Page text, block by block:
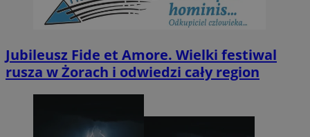
Jubileusz Fide et Amore. Wielki festiwal
rusza w Żorach i odwiedzi cały region